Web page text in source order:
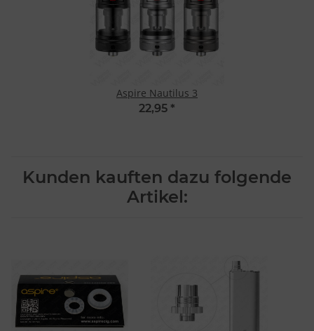
Aspire Nautilus 3
22,95 *
Kunden kauften dazu folgende
Artikel: